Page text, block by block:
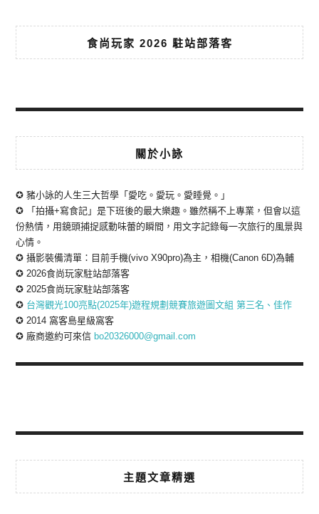
食尚玩家 2026 駐站部落客
關於小詠
✪ 豬小詠的人生三大哲學「愛吃。愛玩。愛睡覺。」
✪ 「拍攝+寫食記」是下班後的最大樂趣。雖然稱不上專業，但會以這
份熱情，用鏡頭捕捉感動味蕾的瞬間，用文字記錄每一次旅行的風景與
心情。
✪ 攝影裝備清單：目前手機(vivo X90pro)為主，相機(Canon 6D)為輔
✪ 2026食尚玩家駐站部落客
✪ 2025食尚玩家駐站部落客
✪ 台灣觀光100亮點(2025年)遊程規劃競賽旅遊圖文組 第三名、佳作
✪ 2014 窩客島星級窩客
✪ 廠商邀約可來信 bo20326000@gmail.com
主題文章精選